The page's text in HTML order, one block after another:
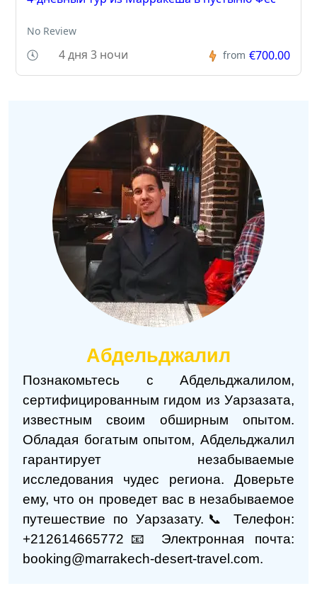
No Review
4 дня 3 ночи from €700.00
Абдельджалил
Познакомьтесь с Абдельджалилом,
сертифицированным гидом из Уарзазата,
известным своим обширным опытом.
Обладая богатым опытом, Абдельджалил
гарантирует незабываемые
исследования чудес региона. Доверьте
ему, что он проведет вас в незабываемое
путешествие по Уарзазату. 📞 Телефон:
+212614665772 📧 Электронная почта:
booking@marrakech-desert-travel.com.